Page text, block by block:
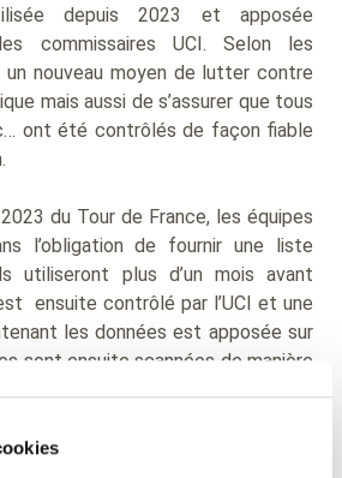
depuis 2023 et apposée
commissaires UCI. Selon les
un nouveau moyen de lutter contre
mais aussi de s’assurer que tous
ont été contrôlés de façon fiable
du Tour de France, les équipes
l’obligation de fournir une liste
utiliseront plus d’un mois avant
ensuite contrôlé par l’UCI et une
les données est apposée sur
sont ensuite scannées de manière
réglementation limite la triche,